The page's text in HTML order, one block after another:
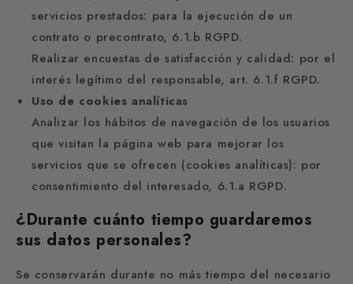
servicios prestados: para la ejecución de un
contrato o precontrato, 6.1.b RGPD.
Realizar encuestas de satisfacción y calidad: por el
interés legítimo del responsable, art. 6.1.f RGPD.
Uso de cookies analíticas
Analizar los hábitos de navegación de los usuarios
que visitan la página web para mejorar los
servicios que se ofrecen (cookies analíticas): por
consentimiento del interesado, 6.1.a RGPD.
¿Durante cuánto tiempo guardaremos
sus datos personales?
Se conservarán durante no más tiempo del necesario